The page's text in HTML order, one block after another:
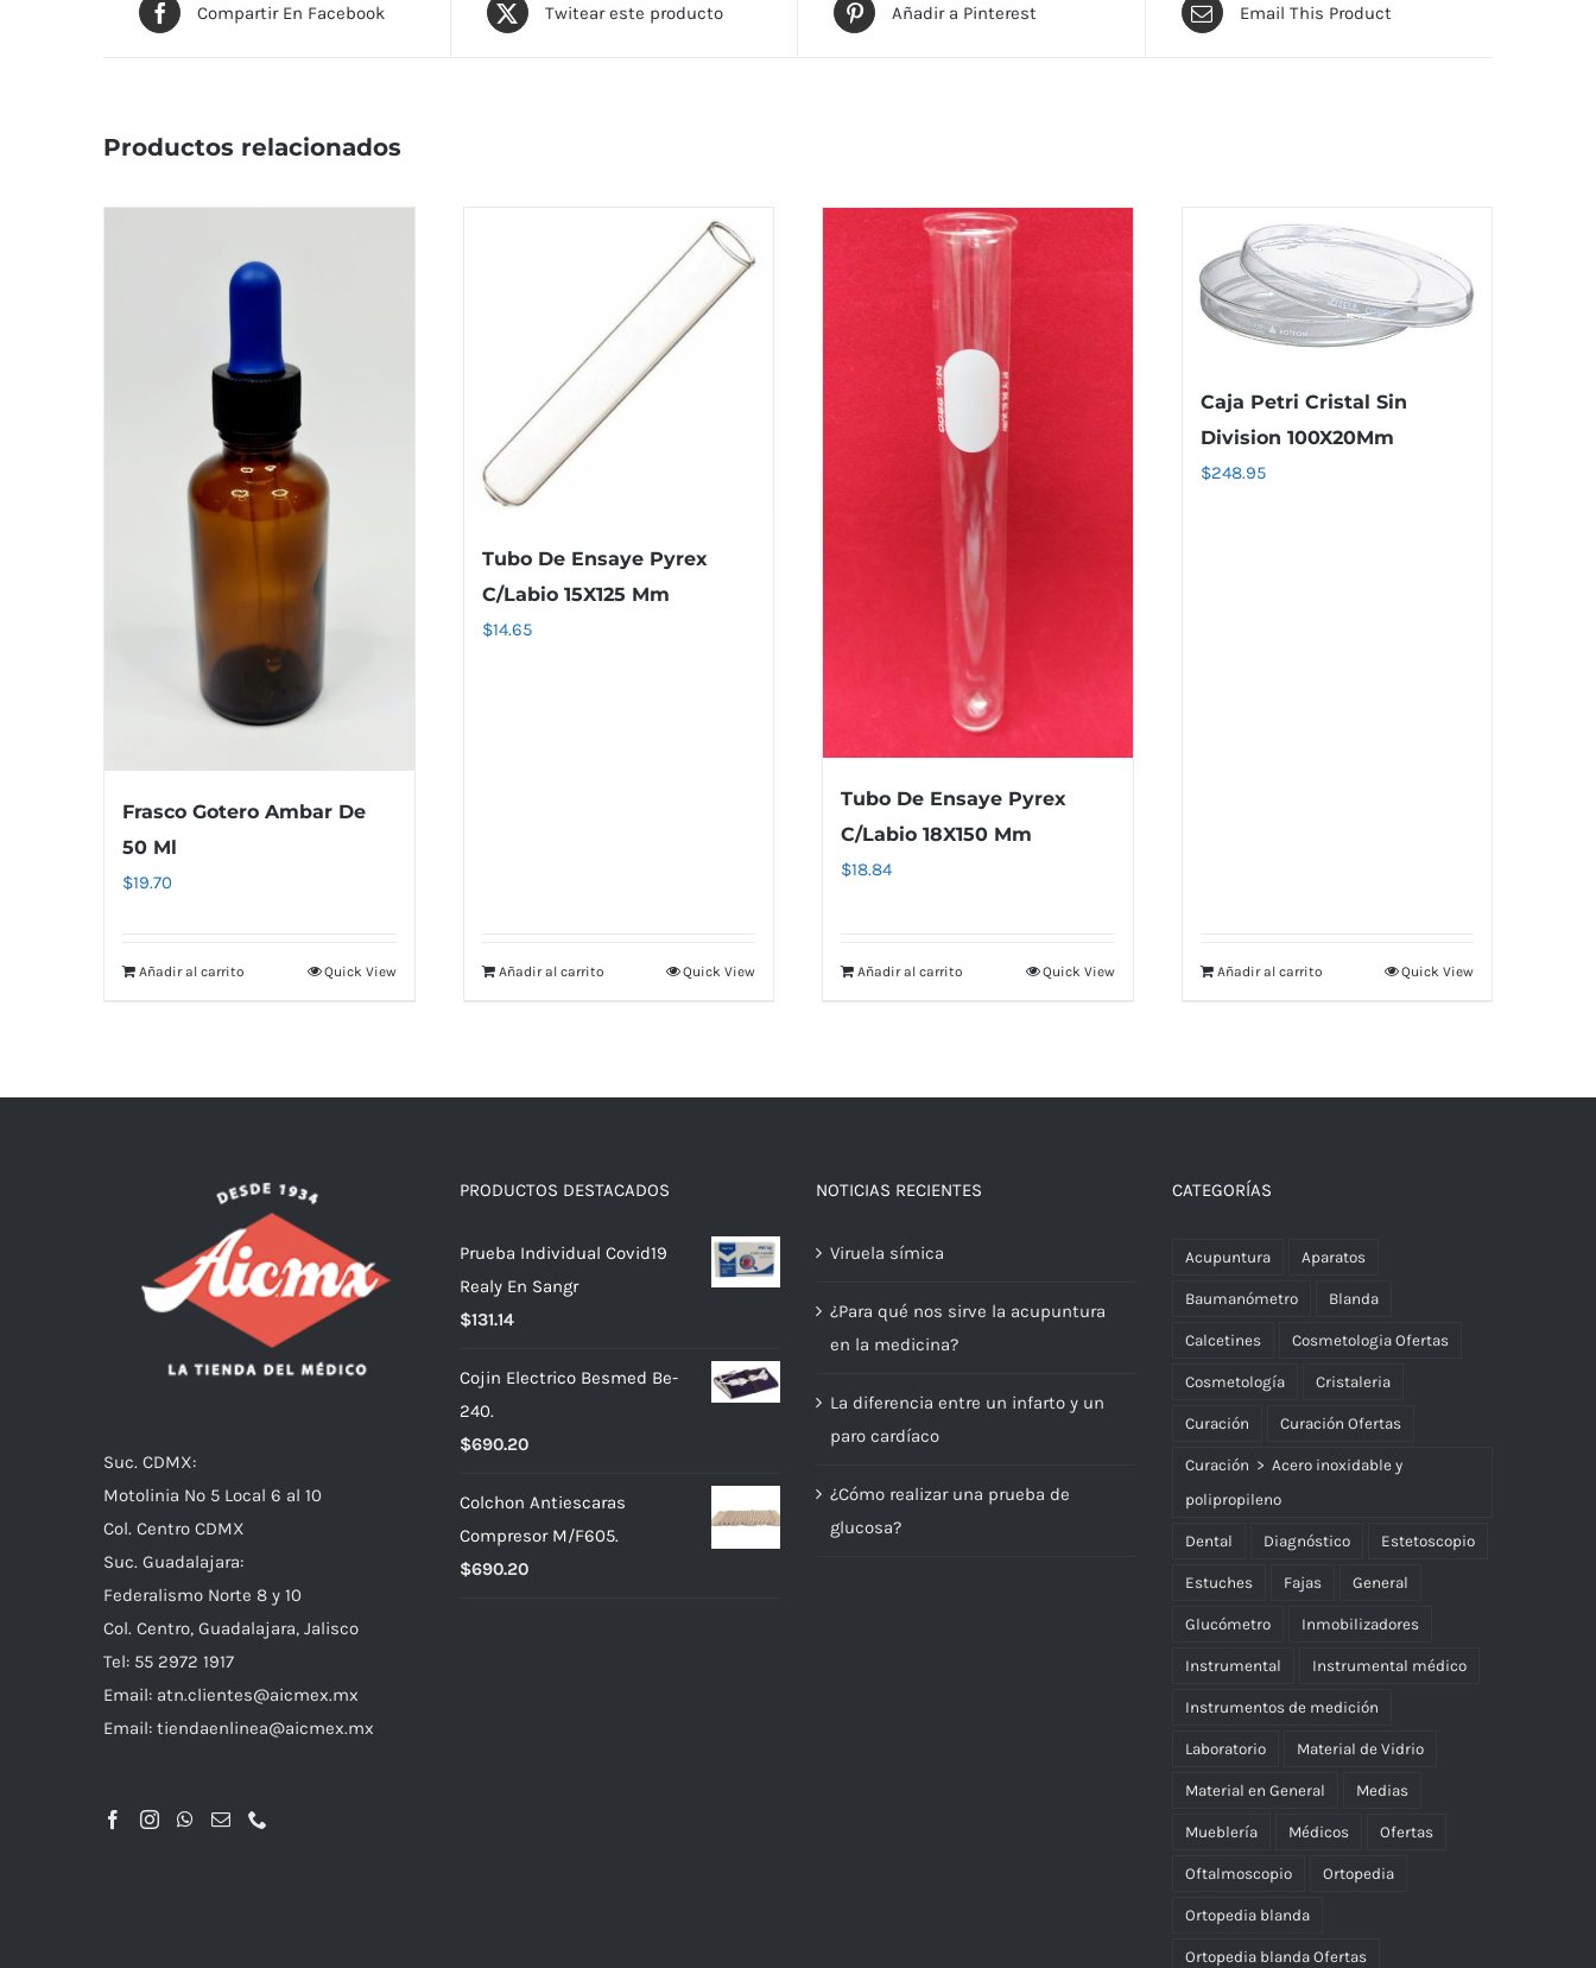
Compartir En Facebook Twitear este producto Añadir a Pinterest Email This Product
Productos relacionados
Frasco Gotero Ambar De
50 Ml
$19.70
Añadir al carrito Quick View
Tubo De Ensaye Pyrex
C/Labio 15X125 Mm
$14.65
Añadir al carrito Quick View
Tubo De Ensaye Pyrex
C/Labio 18X150 Mm
$18.84
Añadir al carrito Quick View
Caja Petri Cristal Sin
Division 100X20Mm
$248.95
Añadir al carrito Quick View
Suc. CDMX:
Motolinia No 5 Local 6 al 10
Col. Centro CDMX
Suc. Guadalajara:
Federalismo Norte 8 y 10
Col. Centro, Guadalajara, Jalisco
Tel: 55 2972 1917
Email: atn.clientes@aicmex.mx
Email: tiendaenlinea@aicmex.mx
PRODUCTOS DESTACADOS
Prueba Individual Covid19
Realy En Sangr
$131.14
Cojin Electrico Besmed Be-
240.
$690.20
Colchon Antiescaras
Compresor M/F605.
$690.20
NOTICIAS RECIENTES
Viruela símica
¿Para qué nos sirve la acupuntura
en la medicina?
La diferencia entre un infarto y un
paro cardíaco
¿Cómo realizar una prueba de
glucosa?
CATEGORÍAS
Acupuntura Aparatos
Baumanómetro Blanda
Calcetines Cosmetologia Ofertas
Cosmetología Cristaleria
Curación Curación Ofertas
Curación > Acero inoxidable y
polipropileno
Dental Diagnóstico Estetoscopio
Estuches Fajas General
Glucómetro Inmobilizadores
Instrumental Instrumental médico
Instrumentos de medición
Laboratorio Material de Vidrio
Material en General Medias
Mueblería Médicos Ofertas
Oftalmoscopio Ortopedia
Ortopedia blanda
Ortopedia blanda Ofertas